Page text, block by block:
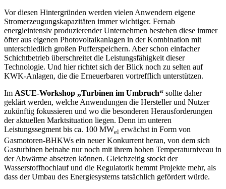
Vor diesen Hintergründen werden vielen Anwendern eigene
Stromerzeugungskapazitäten immer wichtiger. Fernab
energieintensiv produzierender Unternehmen bestehen diese immer
öfter aus eigenen Photovoltaikanlagen in der Kombination mit
unterschiedlich großen Pufferspeichern. Aber schon einfacher
Schichtbetrieb überschreitet die Leistungsfähigkeit dieser
Technologie. Und hier richtet sich der Blick noch zu selten auf
KWK-Anlagen, die die Erneuerbaren vortrefflich unterstützen.
Im ASUE-Workshop „Turbinen im Umbruch“ sollte daher
geklärt werden, welche Anwendungen die Hersteller und Nutzer
zukünftig fokussieren und wo die besonderen Herausforderungen
der aktuellen Marktsituation liegen. Denn im unteren
Leistungssegment bis ca. 100 MWel erwächst in Form von
Gasmotoren-BHKWs ein neuer Konkurrent heran, von dem sich
Gasturbinen beinahe nur noch mit ihrem hohen Temperaturniveau in
der Abwärme absetzen können. Gleichzeitig stockt der
Wasserstoffhochlauf und die Regulatorik hemmt Projekte mehr, als
dass der Umbau des Energiesystems tatsächlich gefördert würde.